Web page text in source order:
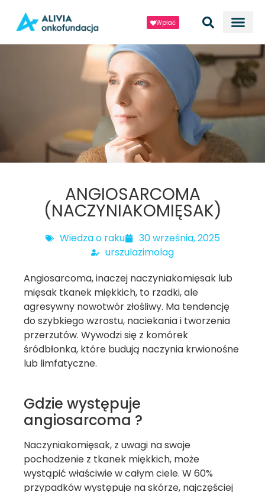
Wpłać
ANGIOSARCOMA
(NACZYNIAKOMIĘSAK)
Wiedza o raku
30 września, 2025
urszulazimolag
Angiosarcoma, inaczej naczyniakomięsak lub
mięsak tkanek miękkich, to rzadki, ale
agresywny nowotwór złośliwy. Ma tendencję
do szybkiego wzrostu, naciekania i tworzenia
przerzutów. Wywodzi się z komórek
śródbłonka, które budują naczynia krwionośne
lub limfatyczne.
Gdzie występuje
angiosarcoma ?
Naczyniakomięsak, z uwagi na swoje
pochodzenie z tkanek miękkich, może
wystąpić właściwie w całym ciele. W 60%
przypadków występuje na skórze, najczęściej